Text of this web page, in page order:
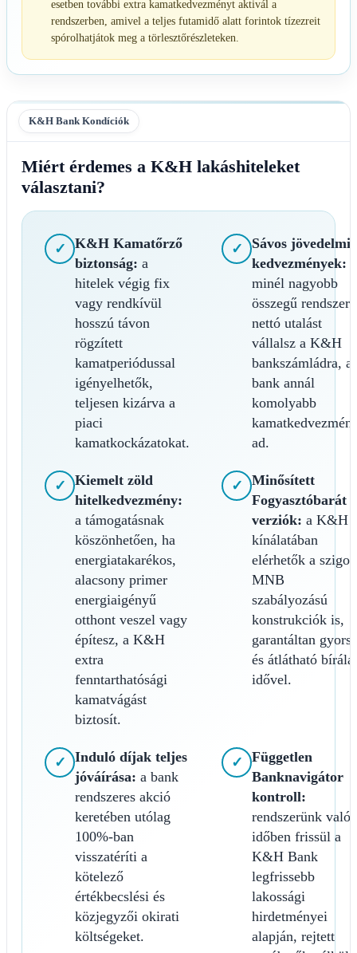
esetben további extra kamatkedvezményt aktivál a
rendszerben, amivel a teljes futamidő alatt forintok tízezreit
spórolhatjátok meg a törlesztőrészleteken.
K&H Bank Kondíciók
Miért érdemes a K&H lakáshiteleket
választani?
✓
K&H Kamatőrző
biztonság: a
hitelek végig fix
vagy rendkívül
hosszú távon
rögzített
kamatperiódussal
igényelhetők,
teljesen kizárva a
piaci
kamatkockázatokat.
✓
Sávos jövedelmi
kedvezmények:
minél nagyobb
összegű
nettó utalást
vállalsz a K&H
bankszámládra, a
bank annál
komolyabb
ad.
✓
Kiemelt zöld
hitelkedvezmény:
a támogatásnak
köszönhetően, ha
energiatakarékos,
alacsony primer
energiaigényű
otthont veszel vagy
építesz, a K&H
extra
fenntarthatósági
kamatvágást
biztosít.
✓
Minősített
Fogyasztóbarát
verziók: a K&H
kínálatában
elérhetők a
MNB
szabályozású
konstrukciók is,
garantáltan gyors
és átlátható
idővel.
✓
Induló díjak teljes
jóváírása: a bank
rendszeres akció
keretében utólag
100%-ban
visszatéríti a
kötelező
értékbecslési és
közjegyzői okirati
költségeket.
✓
Független
Banknavigátor
kontroll:
rendszerünk valós
időben frissül a
K&H Bank
legfrissebb
lakossági
hirdetményei
alapján, rejtett